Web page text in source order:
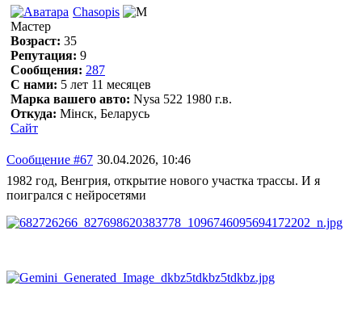
Chasopis
Мастер
Возраст: 35
Репутация: 9
Сообщения: 287
С нами: 5 лет 11 месяцев
Марка вашего авто: Nysa 522 1980 г.в.
Откуда: Мінск, Беларусь
Сайт
Сообщение #67 30.04.2026, 10:46
1982 год, Венгрия, открытие нового участка трассы. И я
поигрался с нейросетями